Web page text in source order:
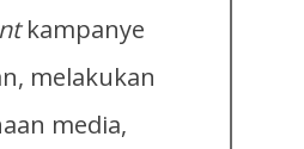
kampanye
melakukan
media,